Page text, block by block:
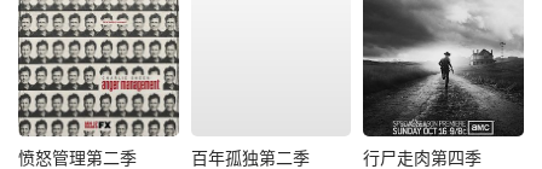
愤怒管理第二季 百年孤独第二季 行尸走肉第四季